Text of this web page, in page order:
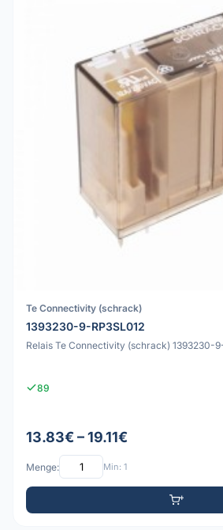
Te Connectivity (schrack)
1393230-9-RP3SL012
Relais Te Connectivity (schrack) 1393230-
89
13.83€ – 19.11€
Menge: Min: 1